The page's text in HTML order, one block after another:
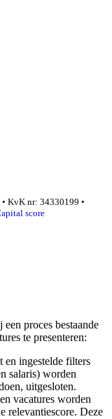
KvK nr: 34330199 •
score
proces bestaande
te presenteren:
en ingestelde filters
salaris) worden
uitgesloten.
vacatures worden
relevantiescore. Deze